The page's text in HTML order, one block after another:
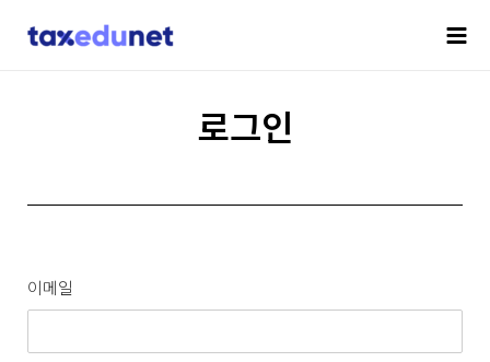
로그인
이메일